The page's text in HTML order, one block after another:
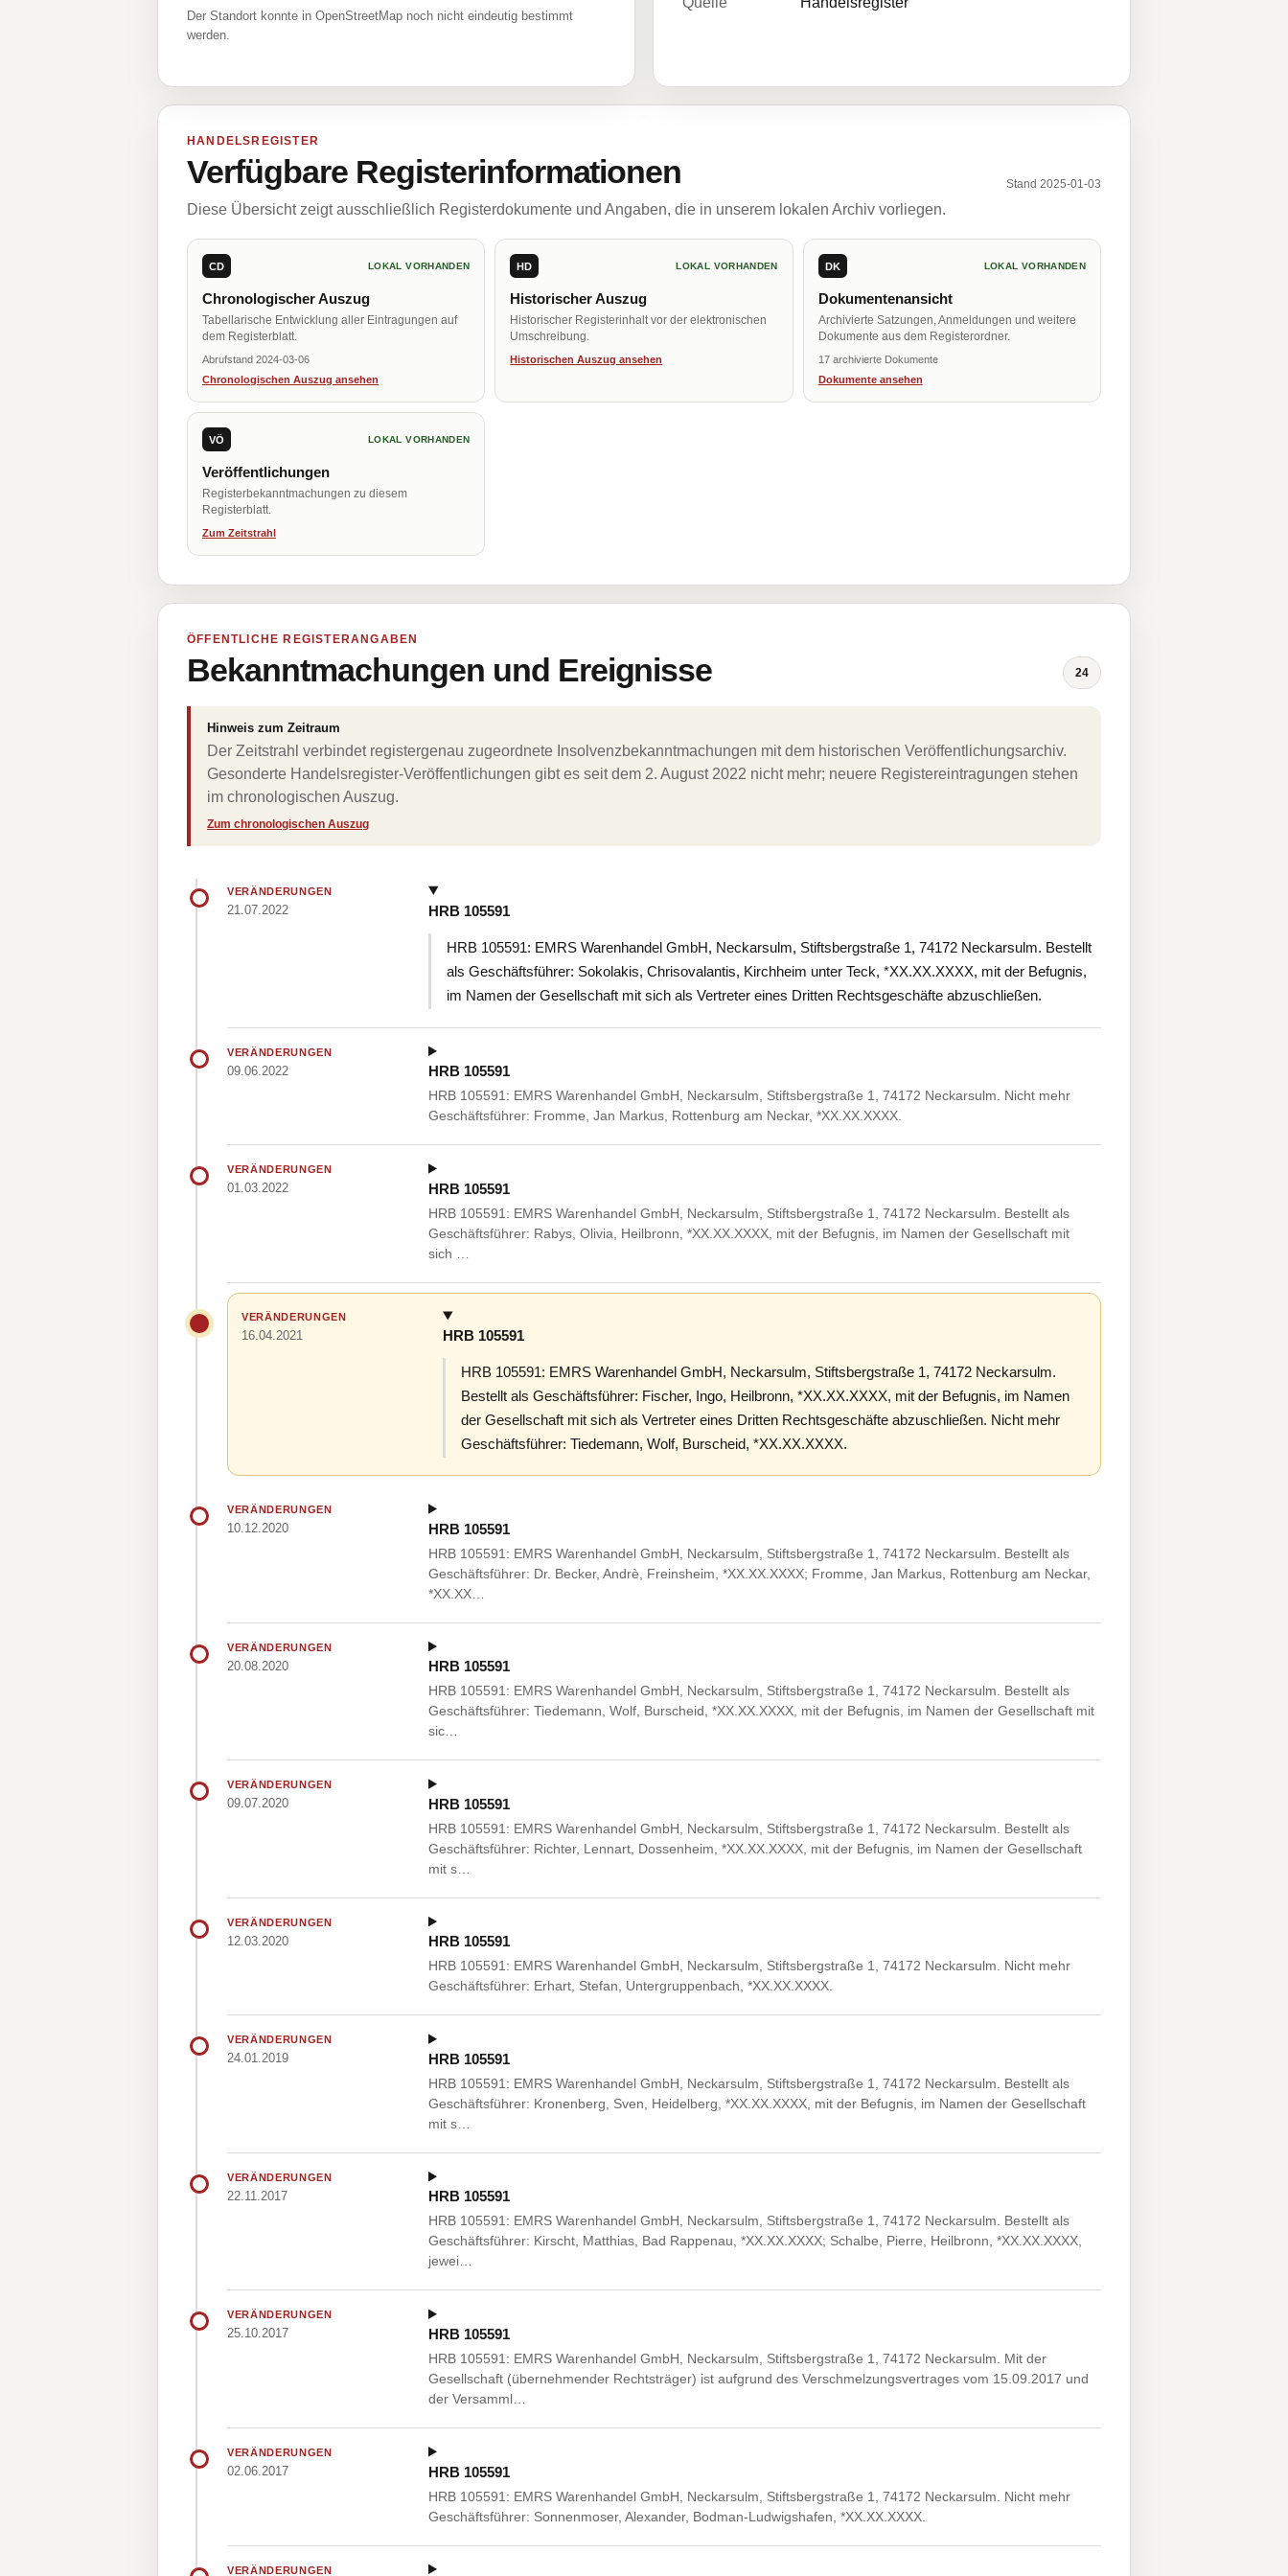
Der Standort konnte in OpenStreetMap noch nicht eindeutig bestimmt
werden.
HANDELSREGISTER
Verfügbare Registerinformationen Stand 2025-01-03
Diese Übersicht zeigt ausschließlich Registerdokumente und Angaben, die in unserem lokalen Archiv vorliegen.
CD LOKAL VORHANDEN
Chronologischer Auszug
Tabellarische Entwicklung aller Eintragungen auf
dem Registerblatt.
Abrufstand 2024-03-06
Chronologischen Auszug ansehen
HD LOKAL VORHANDEN
Historischer Auszug
Historischer Registerinhalt vor der elektronischen
Umschreibung.
Historischen Auszug ansehen
DK LOKAL VORHANDEN
Dokumentenansicht
Archivierte Satzungen, Anmeldungen und weitere
Dokumente aus dem Registerordner.
17 archivierte Dokumente
Dokumente ansehen
VÖ LOKAL VORHANDEN
Veröffentlichungen
Registerbekanntmachungen zu diesem
Registerblatt.
Zum Zeitstrahl
ÖFFENTLICHE REGISTERANGABEN
Bekanntmachungen und Ereignisse 24
Hinweis zum Zeitraum
Der Zeitstrahl verbindet registergenau zugeordnete Insolvenzbekanntmachungen mit dem historischen Veröffentlichungsarchiv.
Gesonderte Handelsregister-Veröffentlichungen gibt es seit dem 2. August 2022 nicht mehr; neuere Registereintragungen stehen
im chronologischen Auszug.
Zum chronologischen Auszug
VERÄNDERUNGEN
21.07.2022 HRB 105591
HRB 105591: EMRS Warenhandel GmbH, Neckarsulm, Stiftsbergstraße 1, 74172 Neckarsulm. Bestellt
als Geschäftsführer: Sokolakis, Chrisovalantis, Kirchheim unter Teck, *XX.XX.XXXX, mit der Befugnis,
im Namen der Gesellschaft mit sich als Vertreter eines Dritten Rechtsgeschäfte abzuschließen.
VERÄNDERUNGEN
09.06.2022 HRB 105591
HRB 105591: EMRS Warenhandel GmbH, Neckarsulm, Stiftsbergstraße 1, 74172 Neckarsulm. Nicht mehr
Geschäftsführer: Fromme, Jan Markus, Rottenburg am Neckar, *XX.XX.XXXX.
VERÄNDERUNGEN
01.03.2022 HRB 105591
HRB 105591: EMRS Warenhandel GmbH, Neckarsulm, Stiftsbergstraße 1, 74172 Neckarsulm. Bestellt als
Geschäftsführer: Rabys, Olivia, Heilbronn, *XX.XX.XXXX, mit der Befugnis, im Namen der Gesellschaft mit
sich …
VERÄNDERUNGEN
16.04.2021 HRB 105591
HRB 105591: EMRS Warenhandel GmbH, Neckarsulm, Stiftsbergstraße 1, 74172 Neckarsulm.
Bestellt als Geschäftsführer: Fischer, Ingo, Heilbronn, *XX.XX.XXXX, mit der Befugnis, im Namen
der Gesellschaft mit sich als Vertreter eines Dritten Rechtsgeschäfte abzuschließen. Nicht mehr
Geschäftsführer: Tiedemann, Wolf, Burscheid, *XX.XX.XXXX.
VERÄNDERUNGEN
10.12.2020 HRB 105591
HRB 105591: EMRS Warenhandel GmbH, Neckarsulm, Stiftsbergstraße 1, 74172 Neckarsulm. Bestellt als
Geschäftsführer: Dr. Becker, Andrè, Freinsheim, *XX.XX.XXXX; Fromme, Jan Markus, Rottenburg am Neckar,
*XX.XX…
VERÄNDERUNGEN
20.08.2020 HRB 105591
HRB 105591: EMRS Warenhandel GmbH, Neckarsulm, Stiftsbergstraße 1, 74172 Neckarsulm. Bestellt als
Geschäftsführer: Tiedemann, Wolf, Burscheid, *XX.XX.XXXX, mit der Befugnis, im Namen der Gesellschaft mit
sic…
VERÄNDERUNGEN
09.07.2020 HRB 105591
HRB 105591: EMRS Warenhandel GmbH, Neckarsulm, Stiftsbergstraße 1, 74172 Neckarsulm. Bestellt als
Geschäftsführer: Richter, Lennart, Dossenheim, *XX.XX.XXXX, mit der Befugnis, im Namen der Gesellschaft
mit s…
VERÄNDERUNGEN
12.03.2020 HRB 105591
HRB 105591: EMRS Warenhandel GmbH, Neckarsulm, Stiftsbergstraße 1, 74172 Neckarsulm. Nicht mehr
Geschäftsführer: Erhart, Stefan, Untergruppenbach, *XX.XX.XXXX.
VERÄNDERUNGEN
24.01.2019 HRB 105591
HRB 105591: EMRS Warenhandel GmbH, Neckarsulm, Stiftsbergstraße 1, 74172 Neckarsulm. Bestellt als
Geschäftsführer: Kronenberg, Sven, Heidelberg, *XX.XX.XXXX, mit der Befugnis, im Namen der Gesellschaft
mit s…
VERÄNDERUNGEN
22.11.2017 HRB 105591
HRB 105591: EMRS Warenhandel GmbH, Neckarsulm, Stiftsbergstraße 1, 74172 Neckarsulm. Bestellt als
Geschäftsführer: Kirscht, Matthias, Bad Rappenau, *XX.XX.XXXX; Schalbe, Pierre, Heilbronn, *XX.XX.XXXX,
jewei…
VERÄNDERUNGEN
25.10.2017 HRB 105591
HRB 105591: EMRS Warenhandel GmbH, Neckarsulm, Stiftsbergstraße 1, 74172 Neckarsulm. Mit der
Gesellschaft (übernehmender Rechtsträger) ist aufgrund des Verschmelzungsvertrages vom 15.09.2017 und
der Versamml…
VERÄNDERUNGEN
02.06.2017 HRB 105591
HRB 105591: EMRS Warenhandel GmbH, Neckarsulm, Stiftsbergstraße 1, 74172 Neckarsulm. Nicht mehr
Geschäftsführer: Sonnenmoser, Alexander, Bodman-Ludwigshafen, *XX.XX.XXXX.
VERÄNDERUNGEN